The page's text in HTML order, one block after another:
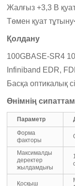
Жалғыз +3,3 В қуат
Төмен қуат
Қолдану
100GBASE-SR4
Infiniband EDR,
Басқа оптикалық
Өнімнің
Параметр
Форма
факторы
Максималды
деректер
жылдамдығы
Қосқыш